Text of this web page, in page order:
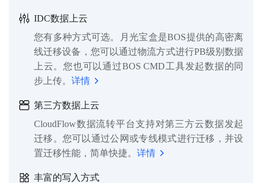
IDC数据上云
您有多种方式可选。月光宝盒是BOS提供的高密离
线迁移设备，您可以通过物流方式进行PB级别数据
上云。您也可以通过BOS CMD工具发起数据的同
步上传。 详情
第三方数据上云
CloudFlow数据流转平台支持对第三方云数据发起
迁移。您可以通过公网或专线模式进行迁移，并设
置迁移性能，简单快捷。 详情
丰富的写入方式